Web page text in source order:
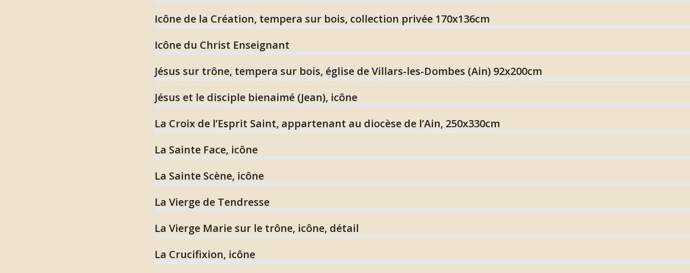
Icône de la Création, tempera sur bois, collection privée 170x136cm
Icône du Christ Enseignant
Jésus sur trône, tempera sur bois, église de Villars-les-Dombes (Ain) 92x200cm
Jésus et le disciple bienaimé (Jean), icône
La Croix de l’Esprit Saint, appartenant au diocèse de l’Ain, 250x330cm
La Sainte Face, icône
La Sainte Scène, icône
La Vierge de Tendresse
La Vierge Marie sur le trône, icône, détail
La Crucifixion, icône